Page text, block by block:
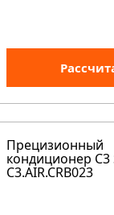
Прецизионный
кондиционер
C3.AIR.CRB023